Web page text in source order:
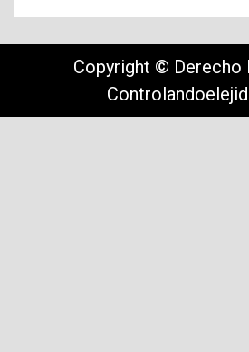
Copyright © Derecho